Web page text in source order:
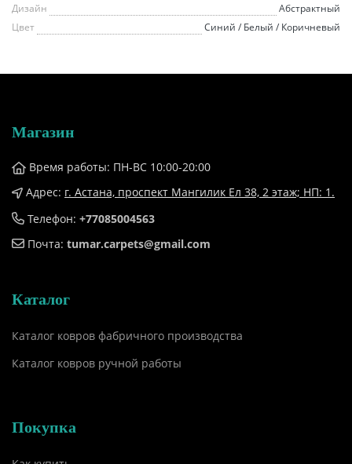
Дизайн
Абстрактный
Цвет
Синий / Белый / Коричневый
Магазин
Время работы: ПН-ВС 10:00-20:00
Адрес: г. Астана, проспект Мангилик Ел 38, ​2 этаж; НП: 1.
Телефон: +77085004563
Почта: tumar.carpets@gmail.com
Каталог
Каталог ковров фабричного производства
Каталог ковров ручной работы
Покупка